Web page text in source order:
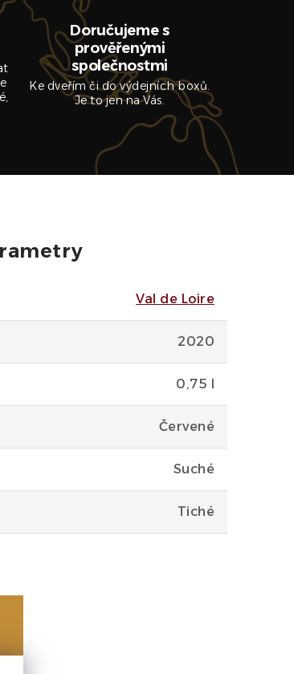
Doručujeme s
prověřenými
společnostmi
Ke dveřím či do výdejních boxů.
Je to jen na Vás.
Val de Loire
2020
0,75 l
Červené
Suché
Tiché